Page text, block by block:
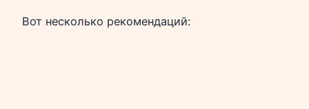
Вот несколько рекомендаций: